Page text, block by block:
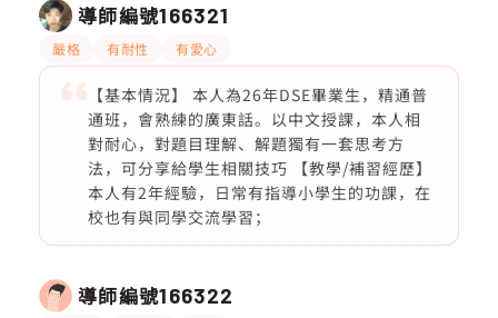
導師編號166321
嚴格 有耐性 有愛心
【基本情況】 本人為26年DSE畢業生，精通普
通班，會熟練的廣東話。以中文授課，本人相
對耐心，對題目理解、解題獨有一套思考方
法，可分享給學生相關技巧 【教學/補習經歷】
本人有2年經驗，日常有指導小學生的功課，在
校也有與同學交流學習；
導師編號166322